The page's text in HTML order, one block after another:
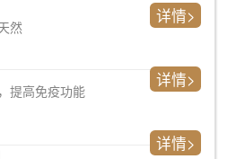
详情>
免疫功能
详情>
详情>